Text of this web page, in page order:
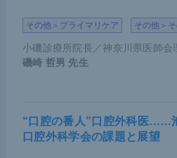
が各地で心を1つにして、明
に向き合って日々行った学生
てたように、我々は高い頂に
その他＞プライマリケア その他＞
小磯診療所院長／神奈川県医師会
磯崎 哲男 先生
“口腔の番人”口腔外科医……
口腔外科学会の課題と展望